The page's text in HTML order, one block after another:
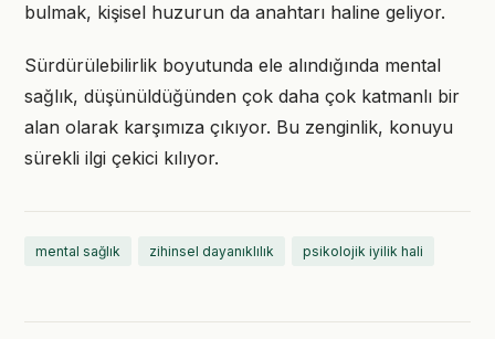
bulmak, kişisel huzurun da anahtarı haline geliyor.
Sürdürülebilirlik boyutunda ele alındığında mental
sağlık, düşünüldüğünden çok daha çok katmanlı bir
alan olarak karşımıza çıkıyor. Bu zenginlik, konuyu
sürekli ilgi çekici kılıyor.
mental sağlık zihinsel dayanıklılık psikolojik iyilik hali